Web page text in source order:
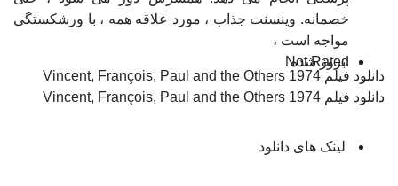
خصمانه. وینسنت جذاب ، مورد علاقه همه ، با ورشکستگی
مواجه است ،
Not Rated
بروز‌ شده
دانلود فیلم Vincent, François, Paul and the Others 1974
دانلود فیلم Vincent, François, Paul and the Others 1974
لینک های دانلود